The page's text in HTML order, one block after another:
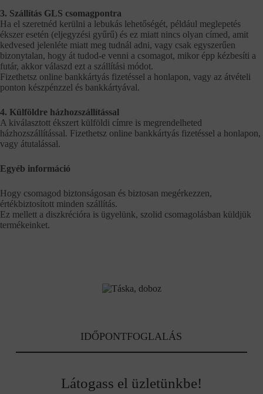
3. Szállítás GLS csomagpontra
Ha el szeretnéd kerülni a lebukás lehetőségét, például meglepetés
ékszer esetén (eljegyzési gyűrű) és ez miatt nincs olyan címed, amit
kedvesed jelenléte miatt meg tudnál adni, vagy csak egyszerűen
bizonytalan, hogy át tudod-e venni a csomagot, mikor épp kézbesíti a
futár, akkor válaszd ezt a szállítási módot.
Fizethetsz online bankkártyás fizetéssel a honlapon, vagy az átvételi
ponton készpénzzel és bankkártyával.
4. Külföldre házhozszállítással
A kiválasztott ékszert külföldi címre is megrendelheted
házhozszállítással. Fizethetsz online bankkártyás fizetéssel a honlapon,
vagy átutalással.
Egyéb információ
Hogy csomagod biztonságosan és biztosan megérkezzen,
értékbiztosított minden szállítás.
Ez mellett a diszkrécióra is ügyelünk, szolid csomagolásban küldjük
termékeinket.
IDŐPONTFOGLALÁS
Látogass el üzletünkbe!